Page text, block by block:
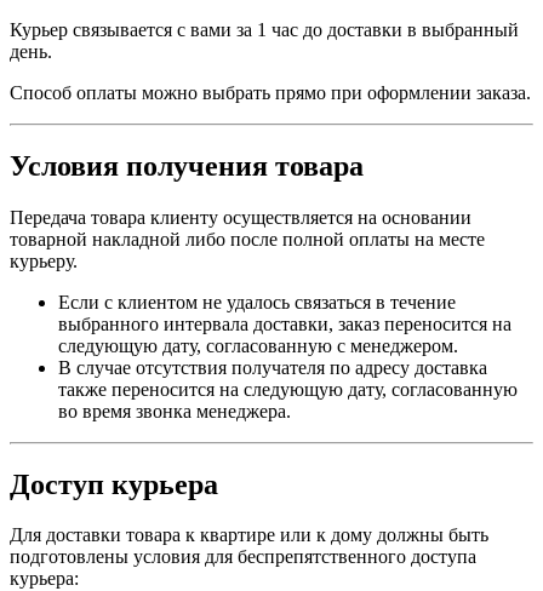
Курьер связывается с вами за 1 час до доставки в выбранный
день.
Способ оплаты можно выбрать прямо при оформлении заказа.
Условия получения товара
Передача товара клиенту осуществляется на основании
товарной накладной либо после полной оплаты на месте
курьеру.
Если с клиентом не удалось связаться в течение
выбранного интервала доставки, заказ переносится на
следующую дату, согласованную с менеджером.
В случае отсутствия получателя по адресу доставка
также переносится на следующую дату, согласованную
во время звонка менеджера.
Доступ курьера
Для доставки товара к квартире или к дому должны быть
подготовлены условия для беспрепятственного доступа
курьера: